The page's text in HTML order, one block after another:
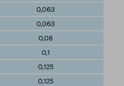
0,063
0,063
0,08
0,1
0,125
0,125